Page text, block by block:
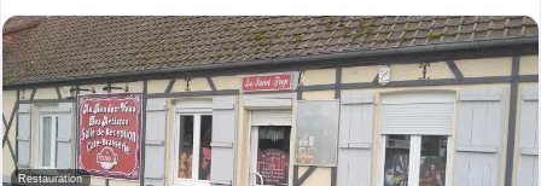
Restauration